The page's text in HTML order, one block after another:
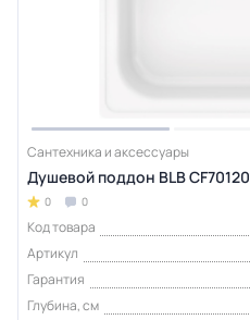
Сантехника и аксессуары
Душевой поддон BLB
0 0
Код товара
Артикул
Гарантия
Глубина, см